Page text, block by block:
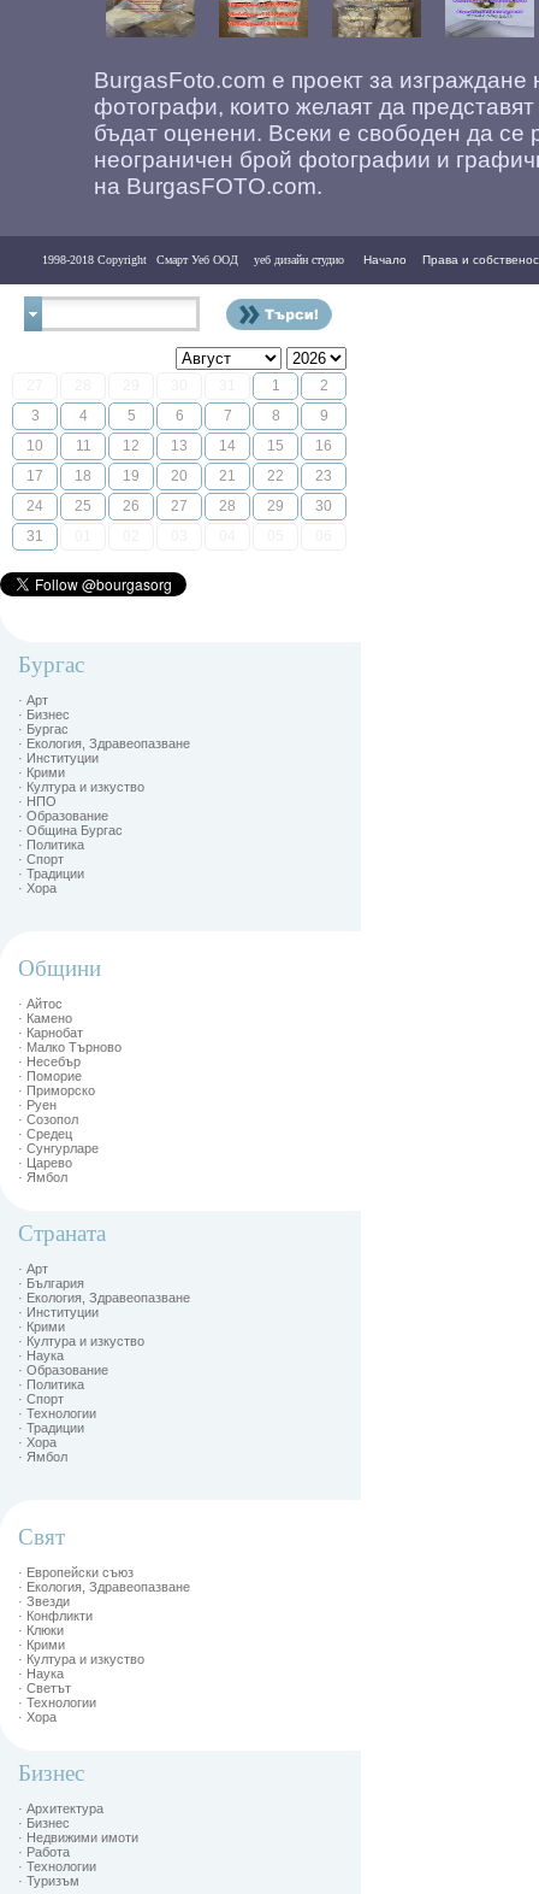
BurgasFoto.com е проект за
фотографи, които желаят да
бъдат оценени. Всеки е свободен да се
неограничен брой фоtографии и
на BurgasFOTO.com.
1998-2018 Copyright Смарт Уеб ООД уеб дизайн студио Начало Права и
1
2
3
4 5 6 7 8
9
10
11 12 13 14 15
16
17
18 19 20 21 22
23
24
25 26 27 28 29
30
31
Бургас
· Арт
· Бизнес
· Бургас
· Екология, Здравеопазване
· Институции
· Крими
· Култура и изкуство
· НПО
· Образование
· Община Бургас
· Политика
· Спорт
· Традиции
· Хора
Общини
· Айтос
· Камено
· Карнобат
· Малко Търново
· Несебър
· Поморие
· Приморско
· Руен
· Созопол
· Средец
· Сунгурларе
· Царево
· Ямбол
Страната
· Арт
· България
· Екология, Здравеопазване
· Институции
· Крими
· Култура и изкуство
· Наука
· Образование
· Политика
· Спорт
· Технологии
· Традиции
· Хора
· Ямбол
Свят
· Европейски съюз
· Екология, Здравеопазване
· Звезди
· Конфликти
· Клюки
· Крими
· Култура и изкуство
· Наука
· Светът
· Технологии
· Хора
Бизнес
· Архитектура
· Бизнес
· Недвижими имоти
· Работа
· Технологии
· Туризъм